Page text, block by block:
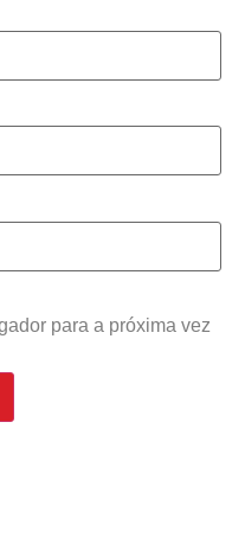
para a próxima vez